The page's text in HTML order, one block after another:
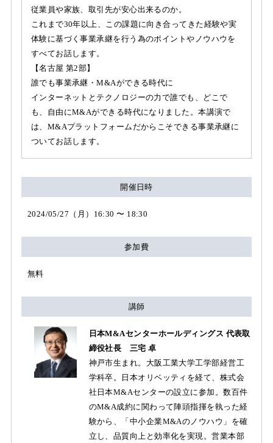
従業員や家族、取引先が安心出来るのか。
これまで30年以上、この課題に向き合ってきた経験や実
体験に基づく事業承継を行う為のポイントやノウハウを
すべてお話します。
【名古屋 第2部】
誰でも事業承継・M&Aができる時代に
インターネットとテクノロジーの力で誰でも、どこで
も、自由にM&Aができる時代になりました。本講演で
は、M&Aプラットフォームだからこそできる事業承継に
ついてお話します。
開催日時
2024/05/27（月）16:30 〜 18:30
参加費
無料
講師
日本M&Aセンターホールディングス 代表取
締役社長 三宅 卓
神戸市生まれ。大阪工業大学工学部経営工
学科卒。日本オリベッティを経て、株式会
社日本M&Aセンターの設立に参加。数百件
のM&A成約に関わって陣頭指揮を執った経
験から、「中小企業M&Aのノウハウ」を確
立し、品質向上と効率化を実現。営業本部